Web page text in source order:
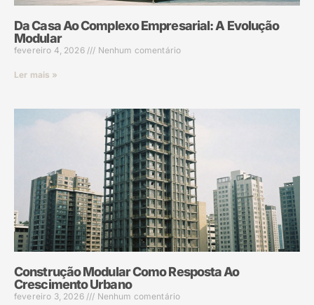
Da Casa Ao Complexo Empresarial: A Evolução
Modular
fevereiro 4, 2026 Nenhum comentário
Ler mais »
Construção Modular Como Resposta Ao
Crescimento Urbano
fevereiro 3, 2026 Nenhum comentário